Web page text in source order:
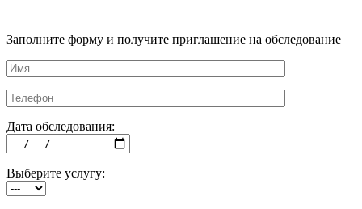
Заполните форму и получите приглашение на обследование
Дата обследования:
Выберите услугу: